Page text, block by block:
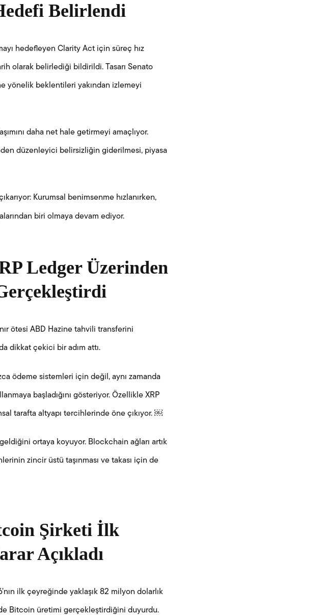
Belirlendi
hedefleyen Clarity Act için süreç hız
olarak belirlediği bildirildi. Tasarı Senato
yönelik beklentileri yakından izlemeyi
daha net hale getirmeyi amaçlıyor.
düzenleyici belirsizliğin giderilmesi, piyasa
Kurumsal benimsenme hızlanırken,
biri olmaya devam ediyor.
Ledger Üzerinden
ötesi ABD Hazine tahvili transferini
dikkat çekici bir adım attı.
ödeme sistemleri için değil, aynı zamanda
başladığını gösteriyor. Özellikle XRP
tarafta altyapı tercihlerinde öne çıkıyor. ￼
ortaya koyuyor. Blockchain ağları artık
zincir üstü taşınması ve takası için de
Şirketi İlk
Açıkladı
ilk çeyreğinde yaklaşık 82 milyon dolarlık
Bitcoin üretimi gerçekleştirdiğini duyurdu.